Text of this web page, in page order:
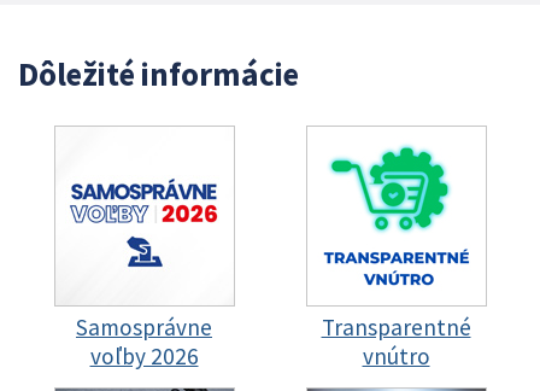
Dôležité informácie
Samosprávne
voľby 2026
Transparentné
vnútro